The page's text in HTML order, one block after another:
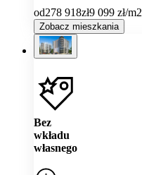
od278 918zł9 099 zł/m2
Zobacz mieszkania
Bez
wkładu
własnego